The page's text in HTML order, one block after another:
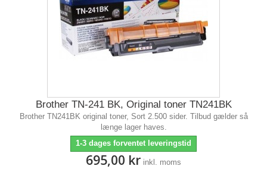
Brother TN-241 BK, Original toner TN241BK
Brother TN241BK original toner, Sort 2.500 sider. Tilbud gælder så
længe lager haves.
1-3 dages forventet leveringstid
695,00 kr inkl. moms